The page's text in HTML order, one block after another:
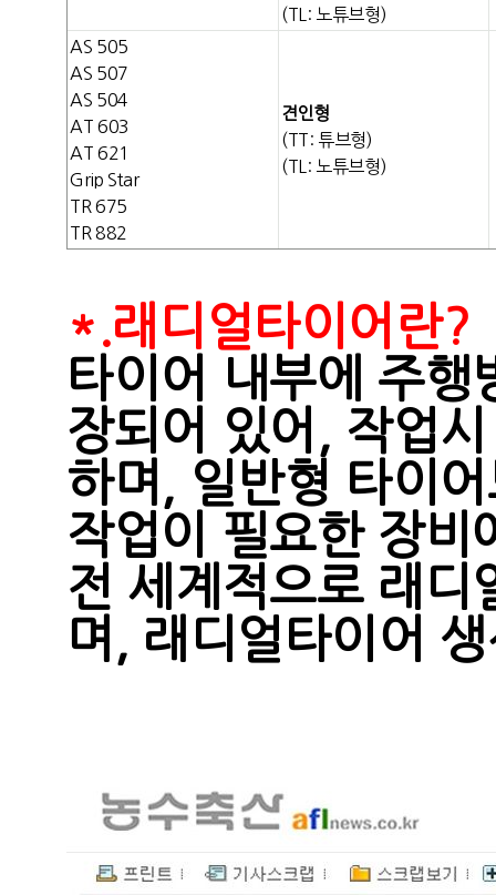
(TL: 노튜브형)
AS 505
AS 507
AS 504
AT 603
AT 621
Grip Star
TR 675
TR 882
견인형
(TT: 튜브형)
(TL: 노튜브형)
*.래디얼타이어란?
타이어 내부에 주행
장되어 있어, 작업
하며, 일반형 타이
작업이 필요한 장비
전 세계적으로 래디
며, 래디얼타이어